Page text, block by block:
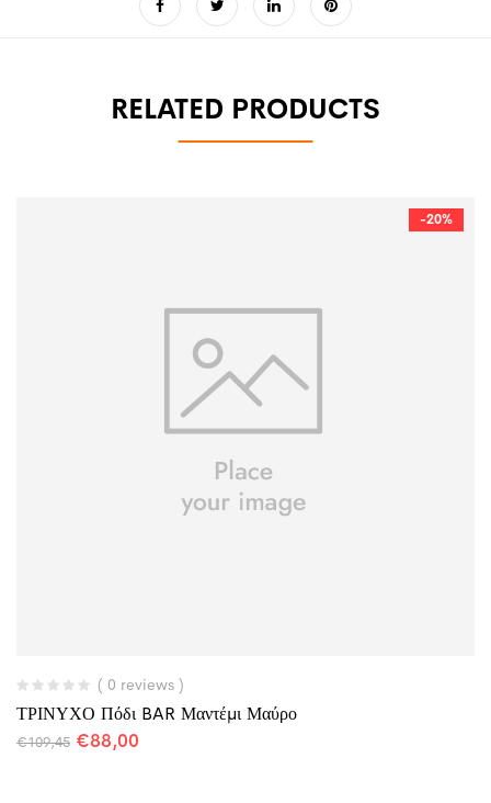
RELATED PRODUCTS
-20%
( 0 reviews )
ΤΡΙΝΥΧΟ Πόδι BAR Μαντέμι Μαύρο
€109,45 €88,00